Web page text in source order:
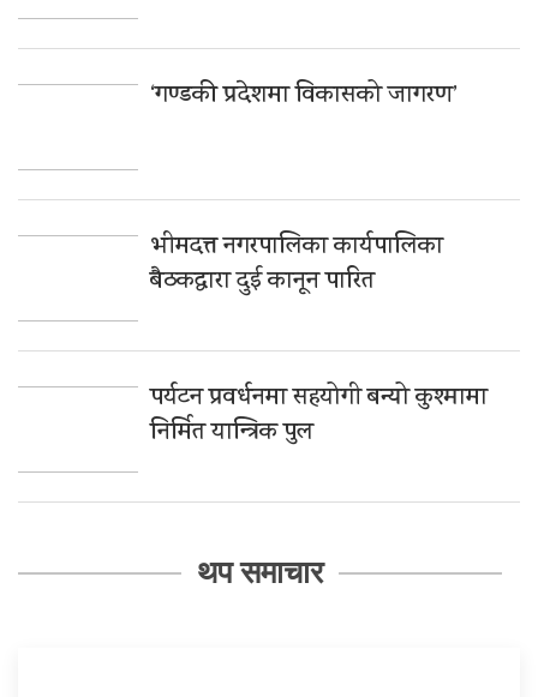
‘गण्डकी प्रदेशमा विकासको जागरण’
भीमदत्त नगरपालिका कार्यपालिका
बैठकद्वारा दुई कानून पारित
पर्यटन प्रवर्धनमा सहयोगी बन्यो कुश्मामा
निर्मित यान्त्रिक पुल
थप समाचार